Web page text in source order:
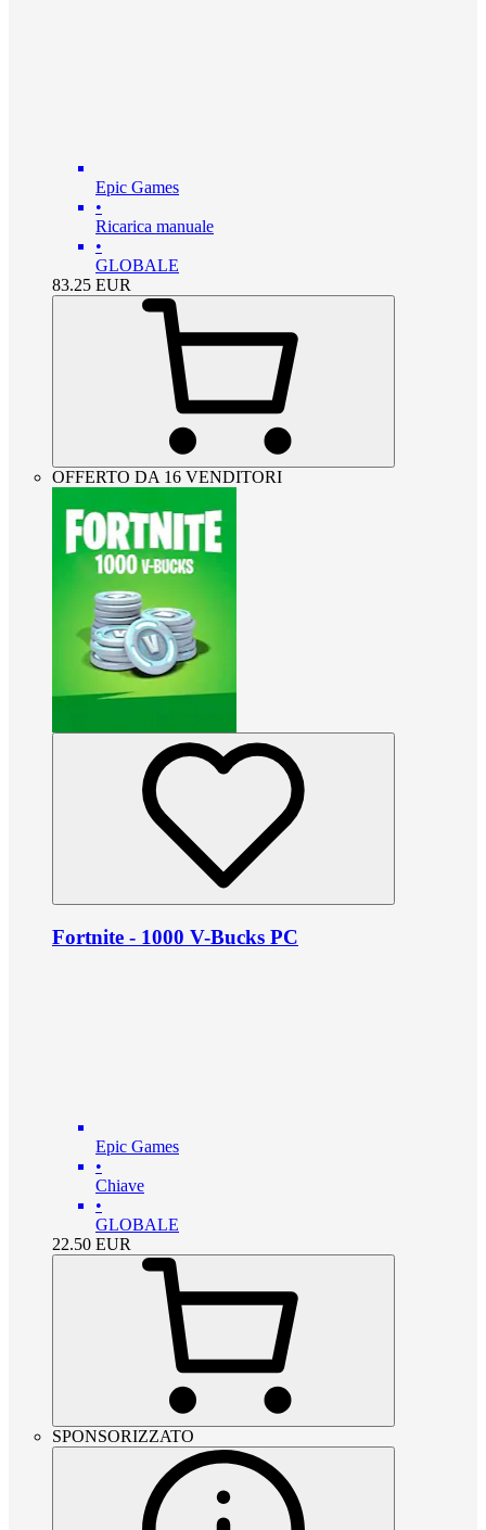
Epic Games
•
Ricarica manuale
•
GLOBALE
83.25 EUR
OFFERTO DA 16 VENDITORI
Fortnite - 1000 V-Bucks PC
Epic Games
•
Chiave
•
GLOBALE
22.50 EUR
SPONSORIZZATO